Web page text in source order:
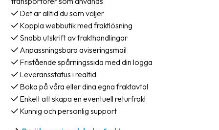
Job
News
archive
Contact
us
Terms
Det är alltid du som väljer
Koppla webbutik med fraktlösning
Snabb utskrift av frakthandlingar
Anpassningsbara aviseringsmail
Fristående spårningssida med din logga
Leveransstatus i realtid
Boka på våra eller dina egna fraktavtal
Enkelt att skapa en eventuell returfrakt
Kunnig och personlig support